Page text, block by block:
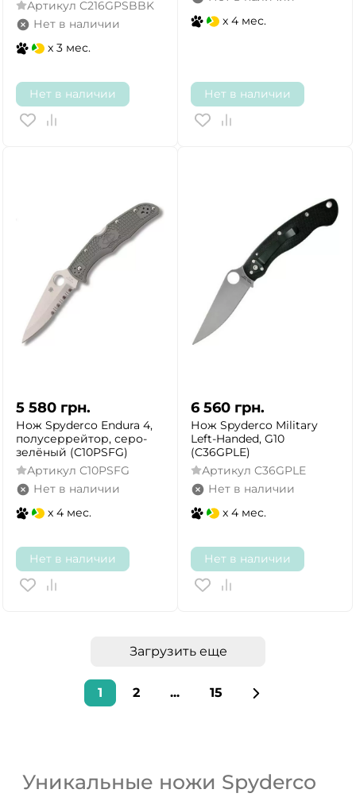
Артикул C216GPSBBK
Нет в наличии
x 3 мес.
Нет в наличии
x 4 мес.
Нет в наличии
5 580 грн.
Нож Spyderco Endura 4,
полусеррейтор, серо-
зелёный (C10PSFG)
Артикул C10PSFG
Нет в наличии
x 4 мес.
Нет в наличии
6 560 грн.
Нож Spyderco Military
Left-Handed, G10
(C36GPLE)
Артикул C36GPLE
Нет в наличии
x 4 мес.
Нет в наличии
Загрузить еще
1 2 ... 15
Уникальные ножи Spyderco